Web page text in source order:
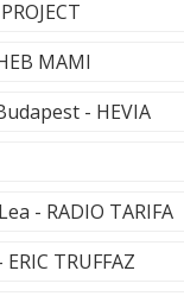
MAMI
- HEVIA
- RADIO TARIFA
TRUFFAZ